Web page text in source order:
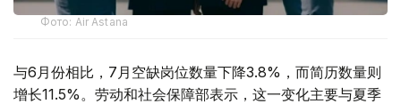
Фото: Air Astana
与6月份相比，7月空缺岗位数量下降3.8%，而简历数量则
增长11.5%。劳动和社会保障部表示，这一变化主要与夏季